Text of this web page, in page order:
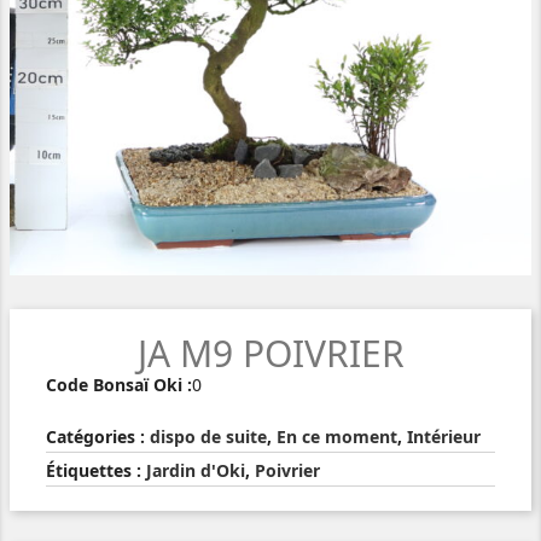
JA M9 POIVRIER
Code Bonsaï Oki :0
Catégories : dispo de suite, En ce moment, Intérieur
Étiquettes : Jardin d'Oki, Poivrier